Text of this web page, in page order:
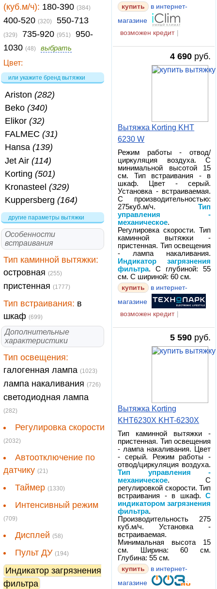
(куб.м/ч): 180-390 (384)
400-520 (320) 550-713
(329) 735-920 (951)
950-
1030 (48)
выбрать
Цвет:
или укажите бренд вытяжки
Ariston(282)
Beko(340)
Elikor(32)
FALMEC(31)
Hansa(139)
Jet Air(114)
Korting(501)
Kronasteel(329)
Kuppersberg(164)
другие параметры вытяжки
Особенности
встраивания
Тип каминной вытяжки:
островная (255)
пристенная (1777)
Тип встраивания: в
шкаф (699)
Дополнительные
характеристики
Тип освещения:
галогенная лампа (1023)
лампа накаливания (726)
светодиодная лампа
(282)
Регулировка скорости
(2032)
Автоотключение по
датчику (21)
Таймер (1330)
Интенсивный режим
(709)
Дисплей (58)
Пульт ДУ (194)
Индикатор загрязнения
фильтра
купить
в интернет-
магазине
возможен кредит
4 690 руб.
Вытяжка Korting KHT
6230 W
Режим работы - отвод/
циркуляция воздуха. С
минимальной высотой 15
см. Тип встраивания - в
шкаф. Цвет - серый.
Установка - встраиваемая.
С производительностью:
275куб.м/ч.Тип
управления -
механическое.
Регулировка скорости. Тип
каминной вытяжки -
пристенная. Тип освещения
- лампа накаливания.
Индикатор загрязнения
фильтра. С глубиной: 55
см. С шириной: 60 см.
купить
в интернет-
магазине
возможен кредит
5 590 руб.
Вытяжка Korting
KHT6230X KHT-6230X
Тип каминной вытяжки -
пристенная. Тип освещения
- лампа накаливания. Цвет
- серый. Режим работы -
отвод/циркуляция воздуха.
Тип управления -
механическое. С
регулировкой скорости. Тип
встраивания - в шкаф.С
индикатором загрязнения
фильтра.
Производительность 275
куб.м/ч. Установка -
встраиваемая.
Минимальная высота 15
см. Ширина: 60 см.
Глубина: 55 см.
купить
в интернет-
магазине